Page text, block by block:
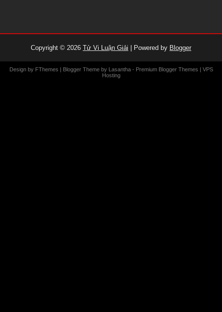
Copyright © 2026 Tử Vi Luận Giải | Powered by Blogger
Design by FThemes | Blogger Theme by Lasantha- Premium Blogger Themes | VPS
Hosting